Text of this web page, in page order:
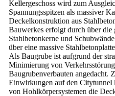
Kellergeschoss wird zum
Spannungsspitzen als massiver
Deckelkonstruktion aus
Bauwerkes erfolgt durch über die
Stahlbetonkerne und
über eine massive
Als Baugrube ist aufgrund der
Minimierung von
Baugrubenverbauten angedacht.
Einwirkungen auf den Citytunnel
von Hohlkörpersystemen die